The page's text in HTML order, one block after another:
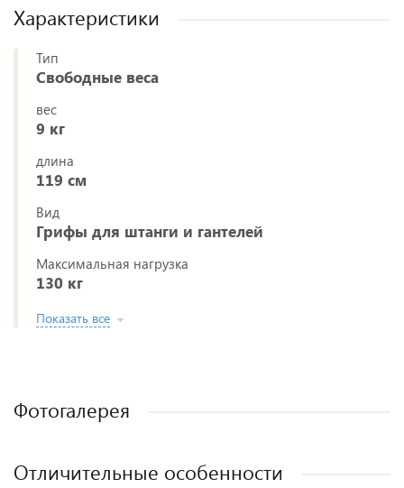
Характеристики
Тип
Свободные веса
вес
9 кг
длина
119 см
Вид
Грифы для штанги и гантелей
Максимальная нагрузка
130 кг
Показать все
Фотогалерея
Отличительные особенности